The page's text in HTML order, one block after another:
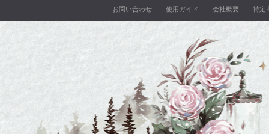
お問い合わせ 使用ガイド 会社概要 特定